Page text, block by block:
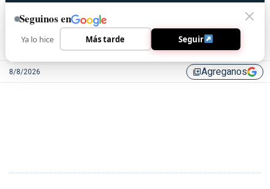
8/8/2026 library_addAgreganos
Seguinos en
Ya lo hice Más tarde Seguir